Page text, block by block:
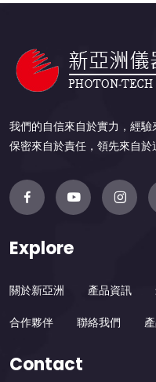
我們的自信來自於實力，經驗
保密來自於責任，領先來自於
Explore
關於新亞洲 產品資訊
合作夥伴 聯絡我們
Contact